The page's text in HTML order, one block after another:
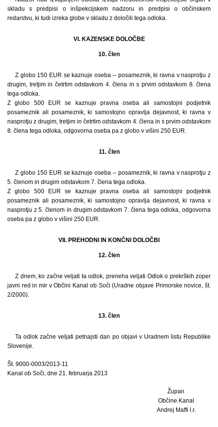
skladu s predpisi o inšpekcijskem nadzoru in predpisi o občinskem
redarstvu, ki tudi izreka globe v skladu z določili tega odloka.
VI. KAZENSKE DOLOČBE
10. člen
Z globo 150 EUR se kaznuje oseba – posameznik, ki ravna v nasprotju z
drugim, tretjim in četrtim odstavkom 4. člena in s prvim odstavkom 8. člena
tega odloka.
Z globo 500 EUR se kaznuje pravna oseba ali samostojni podjetnik
posameznik ali posameznik, ki samostojno opravlja dejavnost, ki ravna v
nasprotju z drugim, tretjim in četrtim odstavkom 4. člena in s prvim odstavkom
8. člena tega odloka, odgovorna oseba pa z globo v višini 250 EUR.
11. člen
Z globo 150 EUR se kaznuje oseba – posameznik, ki ravna v nasprotju z
5. členom in drugim odstavkom 7. člena tega odloka.
Z globo 500 EUR se kaznuje pravna oseba ali samostojni podjetnik
posameznik ali posameznik, ki samostojno opravlja dejavnost, ki ravna v
nasprotju z 5. členom in drugim odstavkom 7. člena tega odloka, odgovorna
oseba pa z globo v višini 250 EUR.
VII. PREHODNI IN KONČNI DOLOČBI
12. člen
Z dnem, ko začne veljati ta odlok, preneha veljati Odlok o prekrških zoper
javni red in mir v Občini Kanal ob Soči (Uradne objave Primorske novice, št.
2/2000).
13. člen
Ta odlok začne veljati petnajsti dan po objavi v Uradnem listu Republike
Slovenije.
Št. 9000-0003/2013-11
Kanal ob Soči, dne 21. februarja 2013
Župan
Občine Kanal
Andrej Maffi l.r.